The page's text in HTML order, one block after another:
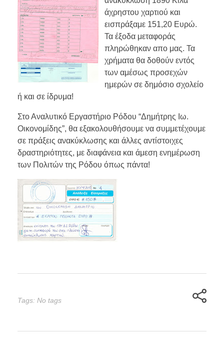
άχρηστου χαρτιού και
εισπράξαμε 151,20 Ευρώ.
Τα έξοδα μεταφοράς
πληρώθηκαν απο μας. Τα
χρήματα θα δοθούν εντός
των αμέσως προσεχών
ημερών σε δημόσιο σχολείο
ή και σε ίδρυμα!
Στο Αναλυτικό Εργαστήριο Ρόδου “Δημήτρης Ιω.
Οικονομίδης”, θα εξακολουθήσουμε να συμμετέχουμε
σε πράξεις ανακύκλωσης και άλλες αντίστοιχες
δραστηριότητες, με διαφάνεια και άμεση ενημέρωση
των Πολιτών της Ρόδου όπως πάντα!
Tags: No tags